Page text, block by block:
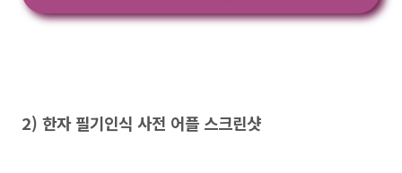
2) 한자 필기인식 사전 어플 스크린샷